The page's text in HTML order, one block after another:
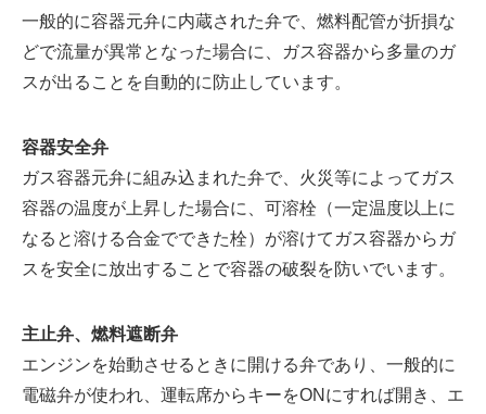
一般的に容器元弁に内蔵された弁で、燃料配管が折損な
どで流量が異常となった場合に、ガス容器から多量のガ
スが出ることを自動的に防止しています。
容器安全弁
ガス容器元弁に組み込まれた弁で、火災等によってガス
容器の温度が上昇した場合に、可溶栓（一定温度以上に
なると溶ける合金でできた栓）が溶けてガス容器からガ
スを安全に放出することで容器の破裂を防いでいます。
主止弁、燃料遮断弁
エンジンを始動させるときに開ける弁であり、一般的に
電磁弁が使われ、運転席からキーをONにすれば開き、エ